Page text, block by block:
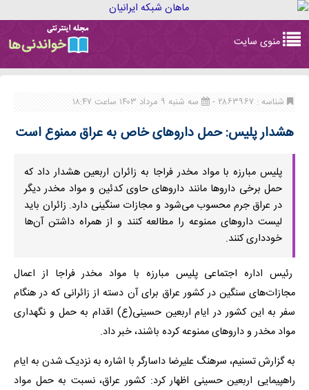
navigation
منوی سایت
شناسه : ۲۸۶۳۹۶۷ - سه شنبه ۹ مرداد ۱۴۰۳ ساعت ۱۸:۴۷
هشدار پلیس: حمل داروهای خاص به عراق ممنوع است
پلیس مبارزه با مواد مخدر فراجا به زائران اربعین هشدار داد که
حمل برخی داروها مانند داروهای حاوی کدئین و مواد مخدر دیگر
در عراق جرم محسوب می‌شود و مجازات سنگینی دارد. زائران باید
لیست داروهای ممنوعه را مطالعه کنند و از همراه داشتن آن‌ها
خودداری کنند.
رئیس اداره اجتماعی پلیس مبارزه با مواد مخدر فراجا از اعمال
مجازات‌های سنگین در کشور عراق برای آن دسته از زائرانی که در هنگام
سفر به این کشور در ایام اربعین حسینی(ع) اقدام به حمل و نگهداری
مواد مخدر و داروهای ممنوعه کرده باشند، خبر داد.
به گزارش تسنیم، سرهنگ علیرضا داسارگر با اشاره به نزدیک شدن به ایام
راهپیمایی اربعین حسینی اظهار کرد: کشور عراق، نسبت به حمل مواد